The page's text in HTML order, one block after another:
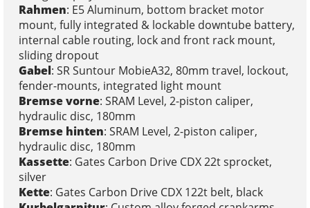
Rahmen: E5 Aluminum, bottom bracket motor
mount, fully integrated & lockable downtube battery,
internal cable routing, lock and front rack mount,
sliding dropout
Gabel: SR Suntour MobieA32, 80mm travel, lockout,
fender-mounts, integrated light mount
Bremse vorne: SRAM Level, 2-piston caliper,
hydraulic disc, 180mm
Bremse hinten: SRAM Level, 2-piston caliper,
hydraulic disc, 180mm
Kassette: Gates Carbon Drive CDX 22t sprocket,
silver
Kette: Gates Carbon Drive CDX 122t belt, black